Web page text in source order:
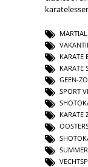
KARATE
KARATE
GEEN-
SPORT
KARATE